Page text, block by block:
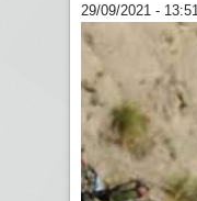
29/09/2021 - 13:51